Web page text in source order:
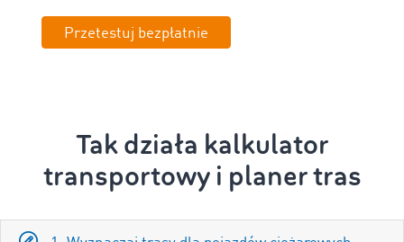
Przetestuj bezpłatnie
Tak działa kalkulator
transportowy i planer tras